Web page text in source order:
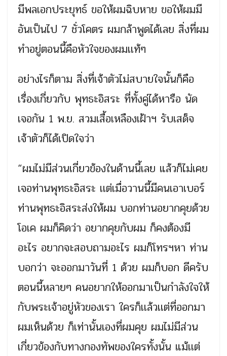
มีพลเอกประยุทธ์ ขอให้ผมฉิบหาย ขอให้ผมมี
อันเป็นไป 7 ชั่วโคตร ผมกล้าพูดได้เลย สิ่งที่ผม
ทำอยู่ตอนนี้คือหัวใจของผมเเท้ๆ
อย่างไรก็ตาม สิ่งที่เจ้าตัวไม่สบายใจนั้นก็คือ
เรื่องเกี่ยวกับ พุทธะอิสระ ที่ทั้งคู่ได้หารือ นัด
เจอกัน 1 พ.ย. สวมเสื้อเหลืองเฝ้าฯ รับเสด็จ
เจ้าตัวก็ได้เปิดใจว่า
“ผมไม่มีส่วนเกี่ยวข้องในด้านนี้เลย แล้วก็ไม่เคย
เจอท่านพุทธะอิสระ เเต่เมื่อวานนี้มีคนเอาเบอร์
ท่านพุทธะอิสระส่งให้ผม บอกท่านอยากคุยด้วย
โอเค ผมก็คิดว่า อยากคุยกับผม ก็คงต้องมี
อะไร อยากจะสอบถามอะไร ผมก็โทรฯหา ท่าน
บอกว่า จะออกมาวันที่ 1 ด้วย ผมก็บอก ดีครับ
ตอนนี้หลายๆ คนอยากให้ออกมาเป็นกำลังใจให้
กับพระเจ้าอยู่หัวของเรา ใครก็เเล้วเเต่ที่ออกมา
ผมเห็นด้วย ก็เท่านั้นเองที่ผมคุย ผมไม่มีส่วน
เกี่ยวข้องกับทางกองทัพของใครทั้งนั้น แม้เเต่